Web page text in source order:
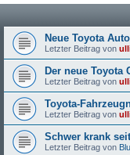
Neue Toyota
Letzter Beitrag von
Der neue Toyota
Letzter Beitrag von
Toyota-
Letzter Beitrag von
Schwer krank
Letzter Beitrag von